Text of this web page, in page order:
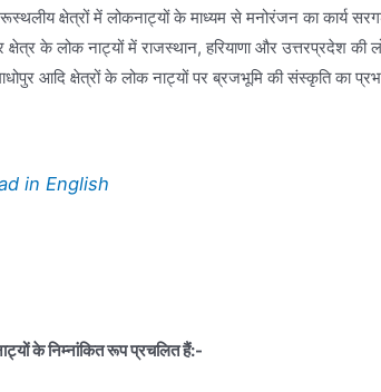
क्षेत्रों में लोकनाट्यों के माध्यम से मनोरंजन का कार्य
के लोक नाट्यों में राजस्थान, हरियाणा और उत्तरप्रदेश की
आदि क्षेत्रों के लोक नाट्यों पर ब्रजभूमि की संस्कृति का
in English
के निम्नांकित रूप प्रचलित हैं:-